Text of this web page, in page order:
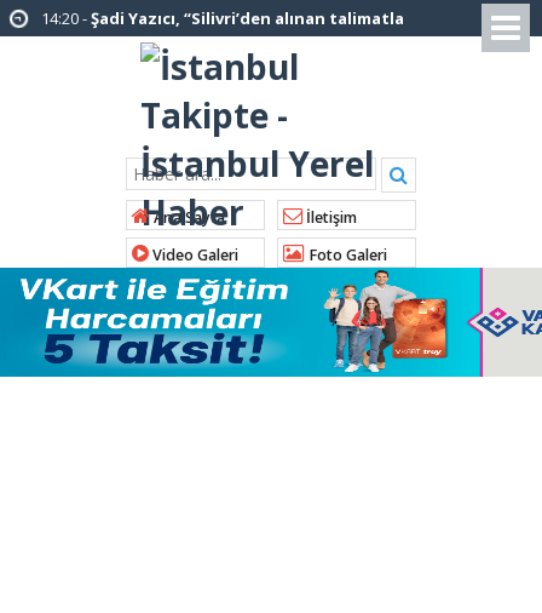
12:12 -AK Parti’ye katılan ilçe belediye
başkanlarından İl Başkanı Özdemir’e ziyaret
Bingöl’den İBB’ye tepki
İstanbul Emniyet Müdürlüğünden
“Gök Kubbe’de, Mavi Vatan’da, Şanlı Topraklarda:
İstanbul Emniyeti Her Yerde” paylaşımı
19:26 -Çekmeköy Belediye Başkanı Orhan
Çerkez AK Parti’ye katıldı
16:56 -İstanbul’da 4 CHP’li belediye başkanı
AK Parti’ye katılıyor
Ana Sayfa
İletişim
Video Galeri
Foto Galeri